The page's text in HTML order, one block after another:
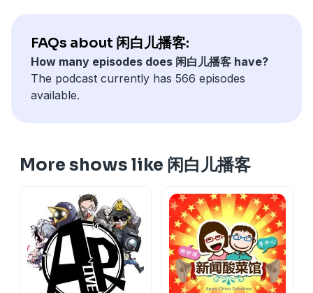
FAQs about 闲白儿播客:
How many episodes does 闲白儿播客 have?
The podcast currently has 566 episodes
available.
More shows like 闲白儿播客